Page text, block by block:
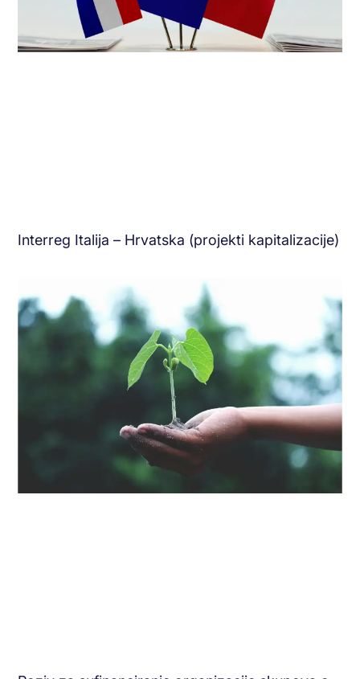
Interreg Italija – Hrvatska (projekti kapitalizacije)